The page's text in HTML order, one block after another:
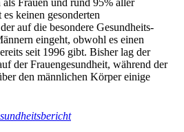
Frauen und rund 95% aller
keinen gesonderten
auf die besondere Gesundheits­
eingeht, obwohl es einen
seit 1996 gibt. Bisher lag der
der Frauengesundheit, während der
den männlichen Körper einige